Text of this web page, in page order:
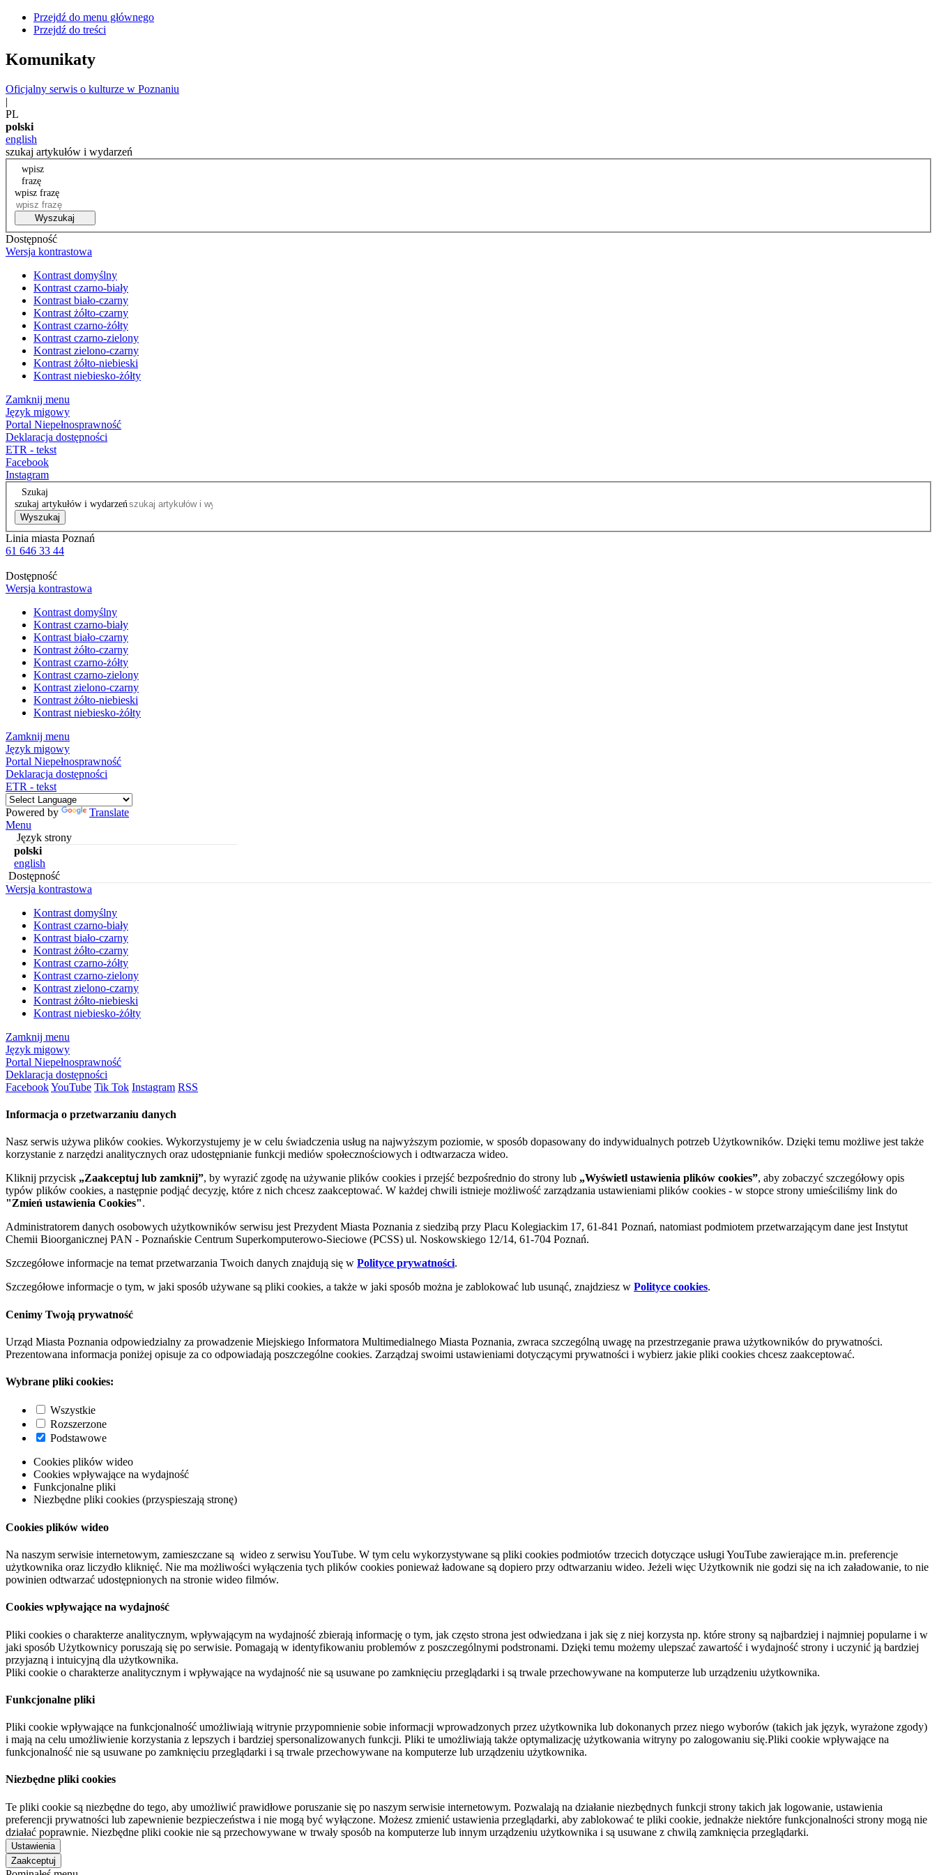
Przejdź do menu głównego
Przejdź do treści
Komunikaty
Oficjalny serwis o kulturze w Poznaniu
|
PL
polski
english
szukaj artykułów i wydarzeń
wpisz
frazę
wpisz frazę
Wyszukaj
Dostępność
Wersja kontrastowa
Kontrast domyślny
Kontrast czarno-biały
Kontrast biało-czarny
Kontrast żółto-czarny
Kontrast czarno-żółty
Kontrast czarno-zielony
Kontrast zielono-czarny
Kontrast żółto-niebieski
Kontrast niebiesko-żółty
Zamknij menu
Język migowy
Portal Niepełnosprawność
Deklaracja dostępności
ETR - tekst
Facebook
Instagram
Szukaj
szukaj artykułów i wydarzeń
Wyszukaj
Linia miasta Poznań
61 646 33 44
Dostępność
Wersja kontrastowa
Kontrast domyślny
Kontrast czarno-biały
Kontrast biało-czarny
Kontrast żółto-czarny
Kontrast czarno-żółty
Kontrast czarno-zielony
Kontrast zielono-czarny
Kontrast żółto-niebieski
Kontrast niebiesko-żółty
Zamknij menu
Język migowy
Portal Niepełnosprawność
Deklaracja dostępności
ETR - tekst
Powered by
Translate
Menu
Język strony
polski
english
Dostępność
Wersja kontrastowa
Kontrast domyślny
Kontrast czarno-biały
Kontrast biało-czarny
Kontrast żółto-czarny
Kontrast czarno-żółty
Kontrast czarno-zielony
Kontrast zielono-czarny
Kontrast żółto-niebieski
Kontrast niebiesko-żółty
Zamknij menu
Język migowy
Portal Niepełnosprawność
Deklaracja dostępności
FacebookYouTube Tik Tok Instagram RSS
Informacja o przetwarzaniu danych
Nasz serwis używa plików cookies. Wykorzystujemy je w celu świadczenia usług na najwyższym poziomie, w sposób dopasowany do indywidualnych potrzeb Użytkowników. Dzięki temu możliwe jest także
korzystanie z narzędzi analitycznych oraz udostępnianie funkcji mediów społecznościowych i odtwarzacza wideo.
Kliknij przycisk „Zaakceptuj lub zamknij”, by wyrazić zgodę na używanie plików cookies i przejść bezpośrednio do strony lub „Wyświetl ustawienia plików cookies”, aby zobaczyć szczegółowy opis
typów plików cookies, a następnie podjąć decyzję, które z nich chcesz zaakceptować. W każdej chwili istnieje możliwość zarządzania ustawieniami plików cookies - w stopce strony umieściliśmy link do
"Zmień ustawienia Cookies".
Administratorem danych osobowych użytkowników serwisu jest Prezydent Miasta Poznania z siedzibą przy Placu Kolegiackim 17, 61-841 Poznań, natomiast podmiotem przetwarzającym dane jest Instytut
Chemii Bioorganicznej PAN - Poznańskie Centrum Superkomputerowo-Sieciowe (PCSS) ul. Noskowskiego 12/14, 61-704 Poznań.
Szczegółowe informacje na temat przetwarzania Twoich danych znajdują się w Polityce prywatności.
Szczegółowe informacje o tym, w jaki sposób używane są pliki cookies, a także w jaki sposób można je zablokować lub usunąć, znajdziesz w Polityce cookies.
Cenimy Twoją prywatność
Urząd Miasta Poznania odpowiedzialny za prowadzenie Miejskiego Informatora Multimedialnego Miasta Poznania, zwraca szczególną uwagę na przestrzeganie prawa użytkowników do prywatności.
Prezentowana informacja poniżej opisuje za co odpowiadają poszczególne cookies. Zarządzaj swoimi ustawieniami dotyczącymi prywatności i wybierz jakie pliki cookies chcesz zaakceptować.
Wybrane pliki cookies:
Wszystkie
Rozszerzone
Podstawowe
Cookies plików wideo
Cookies wpływające na wydajność
Funkcjonalne pliki
Niezbędne pliki cookies (przyspieszają stronę)
Cookies plików wideo
Na naszym serwisie internetowym, zamieszczane są wideo z serwisu YouTube. W tym celu wykorzystywane są pliki cookies podmiotów trzecich dotyczące usługi YouTube zawierające m.in. preferencje
użytkownika oraz liczydło kliknięć. Nie ma możliwości wyłączenia tych plików cookies ponieważ ładowane są dopiero przy odtwarzaniu wideo. Jeżeli więc Użytkownik nie godzi się na ich załadowanie, to nie
powinien odtwarzać udostępnionych na stronie wideo filmów.
Cookies wpływające na wydajność
Pliki cookies o charakterze analitycznym, wpływającym na wydajność zbierają informację o tym, jak często strona jest odwiedzana i jak się z niej korzysta np. które strony są najbardziej i najmniej popularne i w
jaki sposób Użytkownicy poruszają się po serwisie. Pomagają w identyfikowaniu problemów z poszczególnymi podstronami. Dzięki temu możemy ulepszać zawartość i wydajność strony i uczynić ją bardziej
przyjazną i intuicyjną dla użytkownika.
Pliki cookie o charakterze analitycznym i wpływające na wydajność nie są usuwane po zamknięciu przeglądarki i są trwale przechowywane na komputerze lub urządzeniu użytkownika.
Funkcjonalne pliki
Pliki cookie wpływające na funkcjonalność umożliwiają witrynie przypomnienie sobie informacji wprowadzonych przez użytkownika lub dokonanych przez niego wyborów (takich jak język, wyrażone zgody)
i mają na celu umożliwienie korzystania z lepszych i bardziej spersonalizowanych funkcji. Pliki te umożliwiają także optymalizację użytkowania witryny po zalogowaniu się.Pliki cookie wpływające na
funkcjonalność nie są usuwane po zamknięciu przeglądarki i są trwale przechowywane na komputerze lub urządzeniu użytkownika.
Niezbędne pliki cookies
Te pliki cookie są niezbędne do tego, aby umożliwić prawidłowe poruszanie się po naszym serwisie internetowym. Pozwalają na działanie niezbędnych funkcji strony takich jak logowanie, ustawienia
preferencji prywatności lub zapewnienie bezpieczeństwa i nie mogą być wyłączone. Możesz zmienić ustawienia przeglądarki, aby zablokować te pliki cookie, jednakże niektóre funkcjonalności strony mogą nie
działać poprawnie. Niezbędne pliki cookie nie są przechowywane w trwały sposób na komputerze lub innym urządzeniu użytkownika i są usuwane z chwilą zamknięcia przeglądarki.
Ustawienia
Zaakceptuj